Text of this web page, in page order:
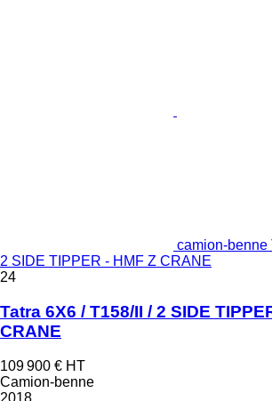
camion-benne
2 SIDE TIPPER - HMF Z CRANE
24
Tatra 6X6 / T158/II / 2 SIDE
CRANE
109 900 € HT
Camion-benne
2018